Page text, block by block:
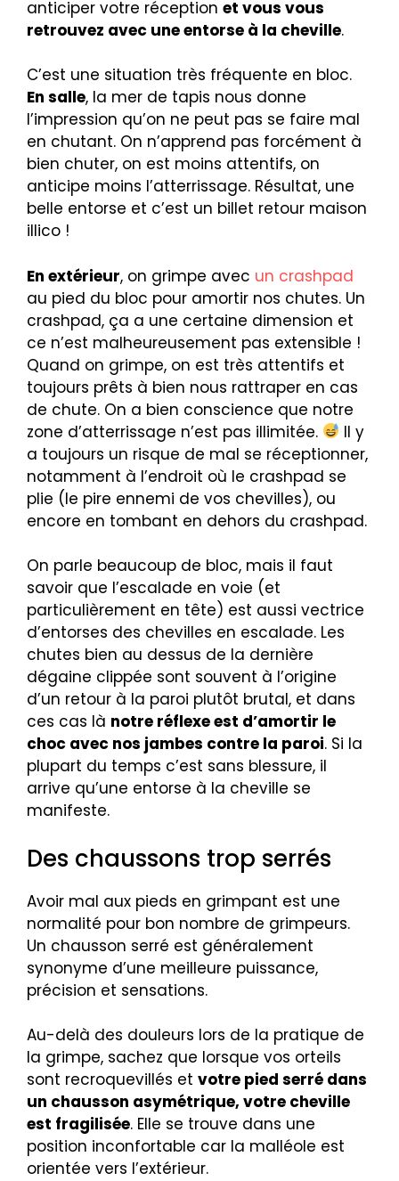
anticiper votre réception et vous vous
retrouvez avec une entorse à la cheville.
C’est une situation très fréquente en bloc.
En salle, la mer de tapis nous donne
l’impression qu’on ne peut pas se faire mal
en chutant. On n’apprend pas forcément à
bien chuter, on est moins attentifs, on
anticipe moins l’atterrissage. Résultat, une
belle entorse et c’est un billet retour maison
illico !
En extérieur, on grimpe avec un crashpad
au pied du bloc pour amortir nos chutes. Un
crashpad, ça a une certaine dimension et
ce n’est malheureusement pas extensible !
Quand on grimpe, on est très attentifs et
toujours prêts à bien nous rattraper en cas
de chute. On a bien conscience que notre
zone d’atterrissage n’est pas illimitée.
Il y
a toujours un risque de mal se réceptionner,
notamment à l’endroit où le crashpad se
plie (le pire ennemi de vos chevilles), ou
encore en tombant en dehors du crashpad.
On parle beaucoup de bloc, mais il faut
savoir que l’escalade en voie (et
particulièrement en tête) est aussi vectrice
d’entorses des chevilles en escalade. Les
chutes bien au dessus de la dernière
dégaine clippée sont souvent à l’origine
d’un retour à la paroi plutôt brutal, et dans
ces cas là notre réflexe est d’amortir le
choc avec nos jambes contre la paroi. Si la
plupart du temps c’est sans blessure, il
arrive qu’une entorse à la cheville se
manifeste.
Des chaussons trop serrés
Avoir mal aux pieds en grimpant est une
normalité pour bon nombre de grimpeurs.
Un chausson serré est généralement
synonyme d’une meilleure puissance,
précision et sensations.
Au-delà des douleurs lors de la pratique de
la grimpe, sachez que lorsque vos orteils
sont recroquevillés et votre pied serré dans
un chausson asymétrique, votre cheville
est fragilisée. Elle se trouve dans une
position inconfortable car la malléole est
orientée vers l’extérieur.